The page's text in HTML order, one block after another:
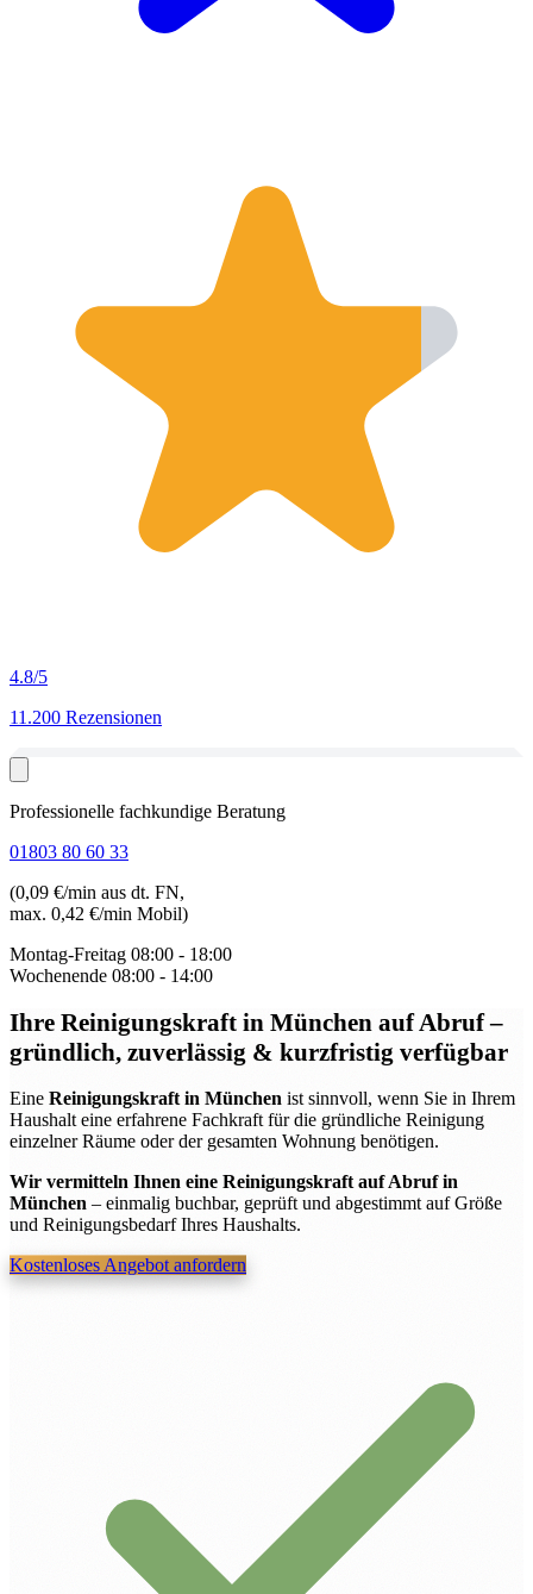
4.8/5
11.200 Rezensionen
Professionelle fachkundige Beratung
01803 80 60 33
(0,09 €/min aus dt. FN,
max. 0,42 €/min Mobil)
Montag-Freitag 08:00 - 18:00
Wochenende 08:00 - 14:00
Ihre Reinigungskraft in München auf Abruf–
gründlich, zuverlässig & kurzfristig verfügbar
Eine Reinigungskraft in München ist sinnvoll, wenn Sie in Ihrem
Haushalt eine erfahrene Fachkraft für die gründliche Reinigung
einzelner Räume oder der gesamten Wohnung benötigen.
Wir vermitteln Ihnen eine Reinigungskraft auf Abruf in
München – einmalig buchbar, geprüft und abgestimmt auf Größe
und Reinigungsbedarf Ihres Haushalts.
Kostenloses Angebot anfordern